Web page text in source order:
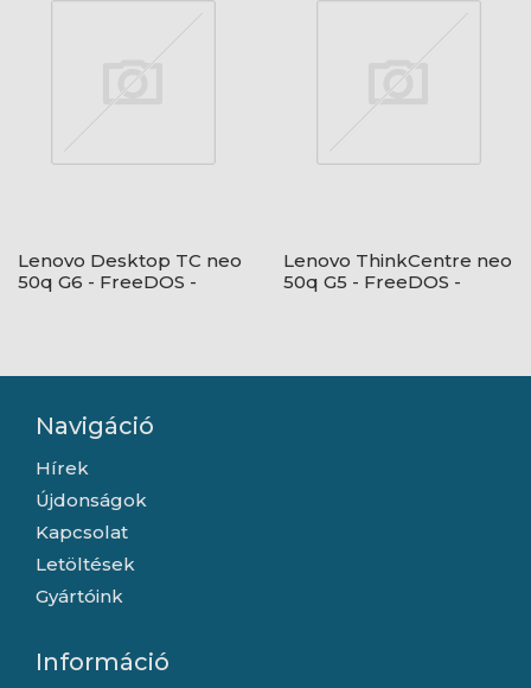
Lenovo Desktop TC neo
50q G6 - FreeDOS -
Lenovo ThinkCentre neo
50q G5 - FreeDOS -
Navigáció
Hírek
Újdonságok
Kapcsolat
Letöltések
Gyártóink
Információ